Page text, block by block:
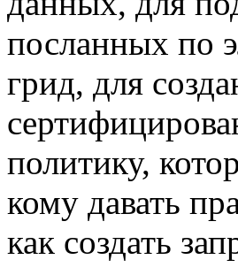
посланных по
грид, для
политику,
кому давать
как создать